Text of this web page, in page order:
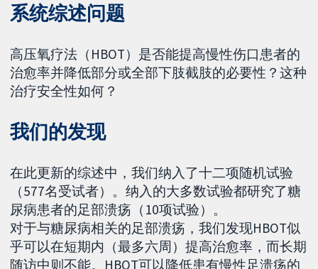
系统综述问题
高压氧疗法（HBOT）是否能提高慢性伤口患者的
治愈率并降低部分或全部下肢截肢的必要性？这种
治疗安全性如何？
我们的发现
在此更新的综述中，我们纳入了十二项随机试验
（577名受试者）。纳入的大多数试验都研究了糖
尿病患者的足部溃疡（10项试验）。
对于与糖尿病相关的足部溃疡，我们发现HBOT似
乎可以在短期内（最多六周）提高治愈率，而长期
随访中则不能。HBOT可以降低患有慢性足溃疡的